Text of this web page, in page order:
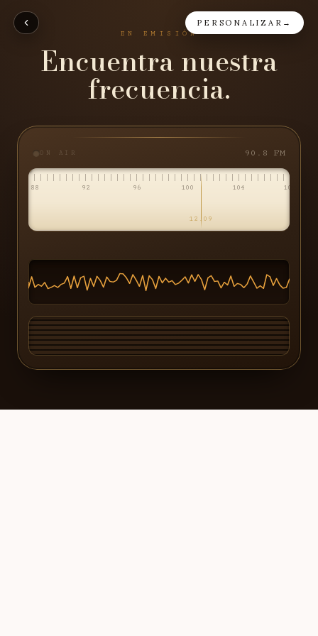
EN EMISIÓN
Encuentra nuestra
frecuencia.
ON AIR 90.8 FM
88 92 96 100 104 108
12.09
PERSONALIZAR →